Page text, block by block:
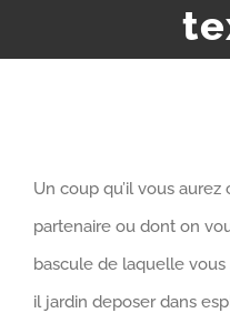
Un coup qu’il vous
partenaire ou dont on
bascule de laquelle
il jardin deposer dans